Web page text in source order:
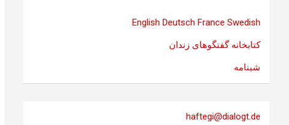
English Deutsch France Swedish
کتابخانه گفتگوهای زندان
شبنامه
haftegi@dialogt.de